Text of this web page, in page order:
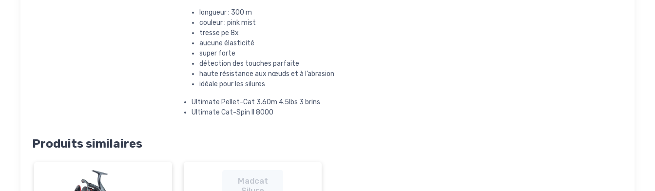
longueur : 300 m
couleur : pink mist
tresse pe 8x
aucune élasticité
super forte
détection des touches parfaite
haute résistance aux nœuds et à l’abrasion
idéale pour les silures
Ultimate Pellet-Cat 3.60m 4.5lbs 3 brins
Ultimate Cat-Spin II 8000
Produits similaires
Madcat